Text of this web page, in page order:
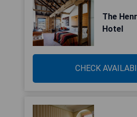
The
Hotel
CHECK